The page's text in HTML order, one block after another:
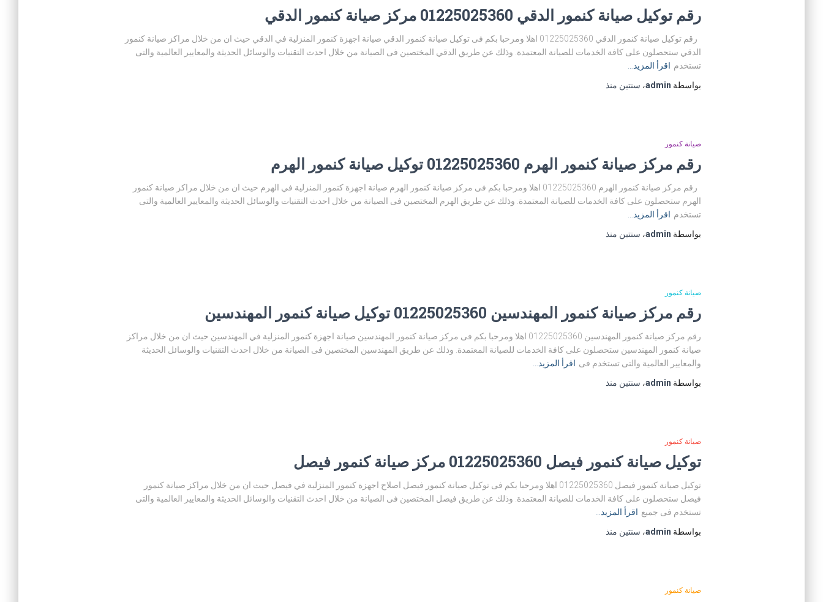
رقم توكيل صيانة كنمور الدقي 01225025360 مركز صيانة كنمور الدقي
رقم توكيل صيانة كنمور الدقي 01225025360 اهلا ومرحبا بكم فى توكيل صيانة كنمور الدقي صيانة اجهزة كنمور المنزلية في الدقي حيث ان من خلال مراكز صيانة كنمور
الدقي ستحصلون على كافة الخدمات للصيانة المعتمدة. وذلك عن طريق الدقي المختصين فى الصيانة من خلال احدث التقنيات والوسائل الحديثة والمعايير العالمية والتى
تستخدم اقرأ المزيد…
بواسطة admin، سنتين منذ
صيانة كنمور
رقم مركز صيانة كنمور الهرم 01225025360 توكيل صيانة كنمور الهرم
رقم مركز صيانة كنمور الهرم 01225025360 اهلا ومرحبا بكم فى مركز صيانة كنمور الهرم صيانة اجهزة كنمور المنزلية في الهرم حيث ان من خلال مراكز صيانة كنمور
الهرم ستحصلون على كافة الخدمات للصيانة المعتمدة. وذلك عن طريق الهرم المختصين فى الصيانة من خلال احدث التقنيات والوسائل الحديثة والمعايير العالمية والتى
تستخدم اقرأ المزيد…
بواسطة admin، سنتين منذ
صيانة كنمور
رقم مركز صيانة كنمور المهندسين 01225025360 توكيل صيانة كنمور المهندسين
رقم مركز صيانة كنمور المهندسين 01225025360 اهلا ومرحبا بكم فى مركز صيانة كنمور المهندسين صيانة اجهزة كنمور المنزلية في المهندسين حيث ان من خلال مراكز
صيانة كنمور المهندسين ستحصلون على كافة الخدمات للصيانة المعتمدة. وذلك عن طريق المهندسين المختصين فى الصيانة من خلال احدث التقنيات والوسائل الحديثة
والمعايير العالمية والتى تستخدم فى اقرأ المزيد…
بواسطة admin، سنتين منذ
صيانة كنمور
توكيل صيانة كنمور فيصل 01225025360 مركز صيانة كنمور فيصل
توكيل صيانة كنمور فيصل 01225025360 اهلا ومرحبا بكم فى توكيل صيانة كنمور فيصل اصلاح اجهزة كنمور المنزلية في فيصل حيث ان من خلال مراكز صيانة كنمور
فيصل ستحصلون على كافة الخدمات للصيانة المعتمدة. وذلك عن طريق فيصل المختصين فى الصيانة من خلال احدث التقنيات والوسائل الحديثة والمعايير العالمية والتى
تستخدم فى جميع اقرأ المزيد…
بواسطة admin، سنتين منذ
صيانة كنمور